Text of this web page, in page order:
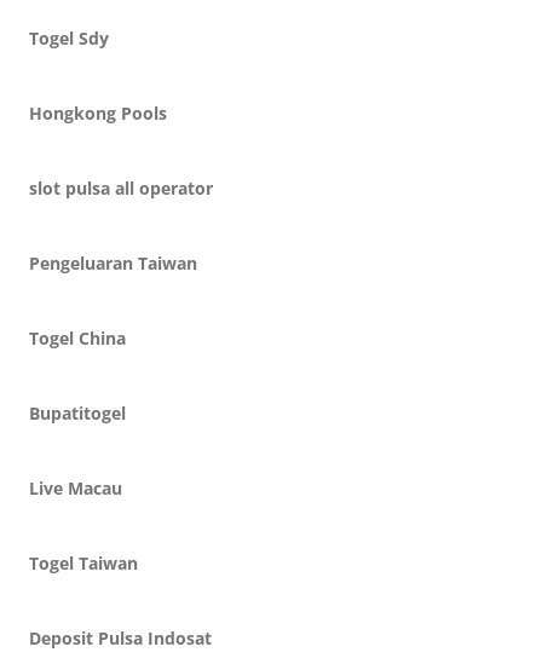
Togel Sdy
Hongkong Pools
slot pulsa all operator
Pengeluaran Taiwan
Togel China
Bupatitogel
Live Macau
Togel Taiwan
Deposit Pulsa Indosat